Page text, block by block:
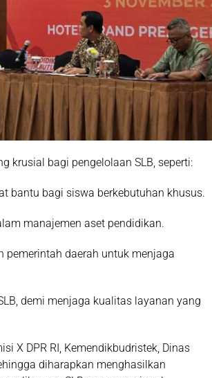
krusial bagi pengelolaan SLB, seperti:
bantu bagi siswa berkebutuhan khusus.
manajemen aset pendidikan.
pemerintah daerah untuk menjaga
demi menjaga kualitas layanan yang
X DPR RI, Kemendikbudristek, Dinas
diharapkan menghasilkan